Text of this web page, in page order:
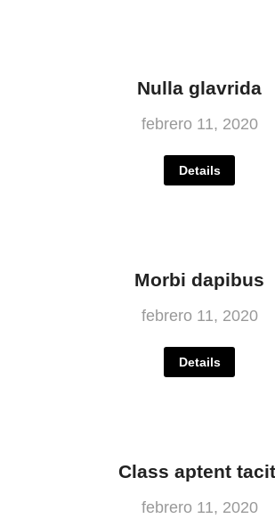
Nulla glavrida
febrero 11, 2020
Details
Morbi dapibus
febrero 11, 2020
Details
Class aptent
febrero 11, 2020